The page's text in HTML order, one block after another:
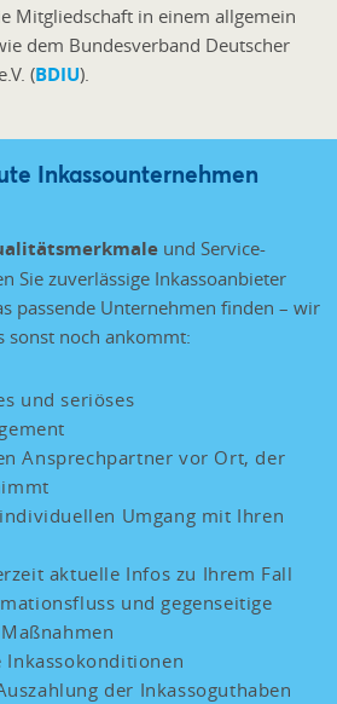
Mitgliedschaft in einem allgemein
dem Bundesverband Deutscher
(BDIU).
Inkassounternehmen
und Service-
Sie zuverlässige Inkassoanbieter
passende Unternehmen finden – wir
sonst noch ankommt:
und seriöses
Ansprechpartner vor Ort, der
Umgang mit Ihren
aktuelle Infos zu Ihrem Fall
und gegenseitige
der Inkassoguthaben